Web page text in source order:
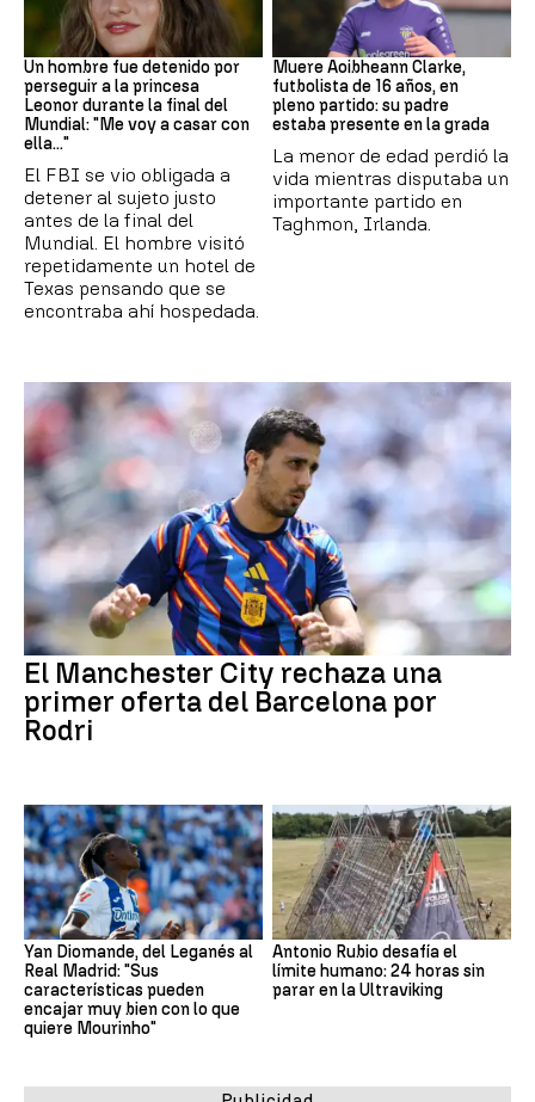
Mundial 2026
Un hombre fue detenido por
perseguir a la princesa
Leonor durante la final del
Mundial: "Me voy a casar con
ella..."
El FBI se vio obligada a
detener al sujeto justo
antes de la final del
Mundial. El hombre visitó
repetidamente un hotel de
Texas pensando que se
encontraba ahí hospedada.
Muere Aoibheann Clarke,
futbolista de 16 años, en
pleno partido: su padre
estaba presente en la grada
La menor de edad perdió la
vida mientras disputaba un
importante partido en
Taghmon, Irlanda.
El Manchester City rechaza una
primer oferta del Barcelona por
Rodri
Yan Diomande, del Leganés al
Real Madrid: "Sus
características pueden
encajar muy bien con lo que
quiere Mourinho"
Antonio Rubio desafía el
límite humano: 24 horas sin
parar en la Ultraviking